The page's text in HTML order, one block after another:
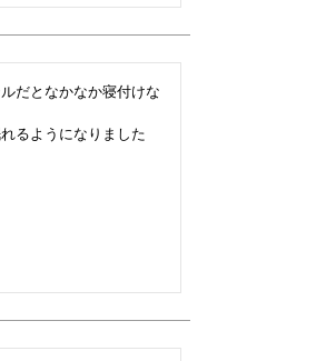
だとなかなか寝付けな
るようになりました